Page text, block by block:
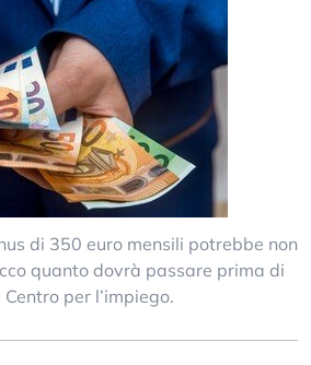
di 350 euro mensili potrebbe non
quanto dovrà passare prima di
per l’impiego.